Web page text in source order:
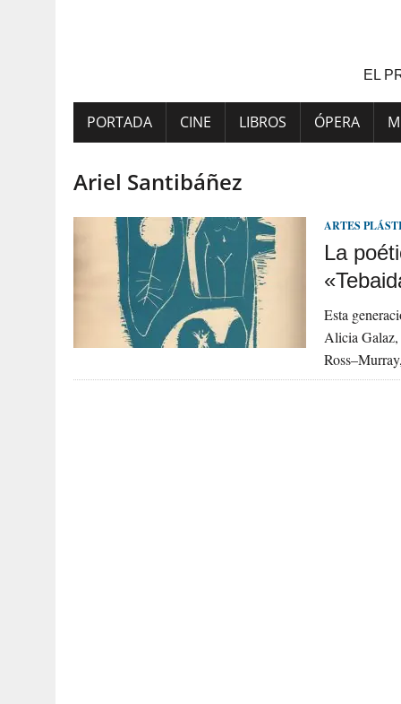
EL
PORTADA CINE LIBROS ÓPERA
Ariel Santibáñez
ARTES
La
Esta
Alicia